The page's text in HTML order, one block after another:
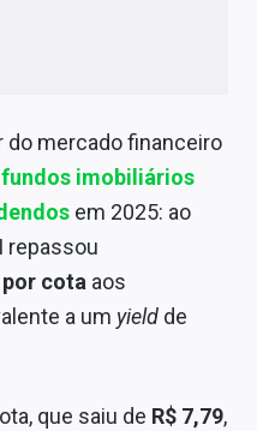
do mercado financeiro
fundos imobiliários
em 2025: ao
repassou
por cota aos
a um yield de
que saiu de R$ 7,79,